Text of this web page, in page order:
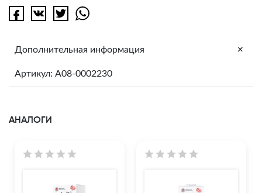
Дополнительная информация +
Артикул: A08-0002230
АНАЛОГИ